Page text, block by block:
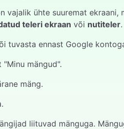
vajalik ühte suuremat
teleri ekraan või nutiteler.
tuvasta ennast Google
"Minu mängud".
mäng.
liituvad mänguga.